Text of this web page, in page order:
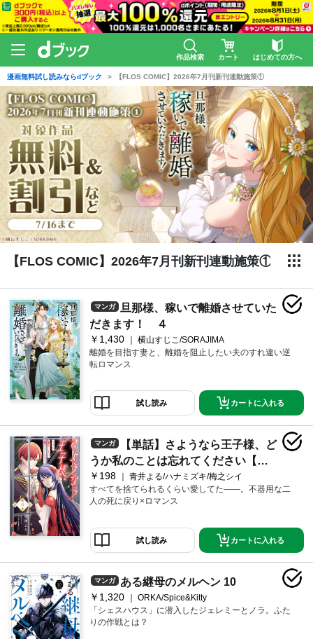
作品検索 カート はじめての方へ
漫画無料試し読みならdブック 【FLOS COMIC】2026年7月刊新刊連動施策①
【FLOS COMIC】2026年7月刊新刊連動施策①
マンガ
旦那様、稼いで離婚させていた
だきます！ ４
￥1,430
横山すじこ/SORAJIMA
離婚を目指す妻と、離婚を阻止したい夫のすれ違い逆
転ロマンス
試し読み カートに入れる
マンガ
【単話】さようなら王子様、ど
うか私のことは忘れてください【第6
話】
￥198
青井よる/ハナミズキ/梅之シイ
すべてを捨てられるくらい愛してた――。不器用な二
人の死に戻り×ロマンス
試し読み カートに入れる
マンガ ある継母のメルヘン 10
￥1,320
ORKA/Spice&Kitty
「シェスハウス」に潜入したジェレミーとノラ。ふた
りの作戦とは？